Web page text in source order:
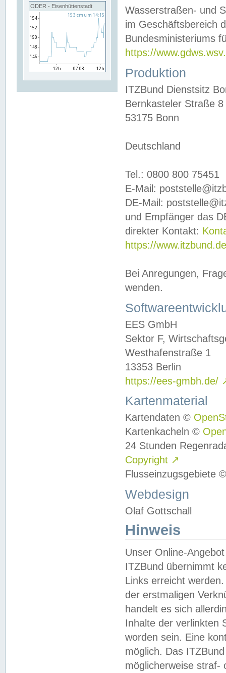
ODER - Eisenhüttenstadt
Wasserstraßen- und
im Geschäftsbereich
Bundesministeriums
https://
Produktion
ITZBund Dienstsitz
Bernkasteler Straße 8
53175 Bonn
Deutschland
Tel.: 0800 800 75451
E-Mail:
DE-Mail:
und Empfänger das
direkter Kontakt:
https://
Bei Anregungen,
wenden.
EES GmbH
Sektor F,
Westhafenstraße 1
13353 Berlin
https://ees-gmbh.de/
Kartenmaterial
Kartendaten ©
Kartenkacheln ©
24 Stunden
Copyright ↗
Flusseinzugsgebiete
Webdesign
Olaf Gottschall
Hinweis
Unser Online-
ITZBund übernimmt
Links erreicht
der erstmaligen
handelt es sich
Inhalte der verlinkten
worden sein. Eine
möglich. Das
möglicherweise straf-